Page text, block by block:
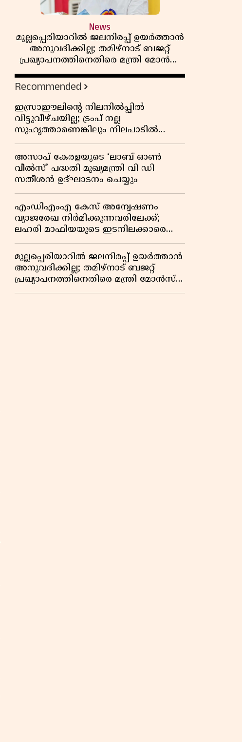
News
മുല്ലപ്പെരിയാറിൽ ജലനിരപ്പ് ഉയർത്താൻ
അനുവദിക്കില്ല; തമിഴ്നാട് ബജറ്റ്
പ്രഖ്യാപനത്തിനെതിരെ മന്ത്രി മോൻസ്
ജോസഫ്
Recommended
ഇസ്രാഈലിന്റെ നിലനിൽപ്പിൽ
വിട്ടുവീഴ്ചയില്ല; ട്രംപ് നല്ല
സുഹൃത്താണെങ്കിലും നിലപാടിൽ
മാറ്റമില്ലെന്ന് നെതന്യാഹു; ഹോർമുസ്
പാതയിൽ ഇറാൻ-ഒമാൻ ധാരണ,
തടസ്സമായി യുഎസ് ഭീഷണി
അസാപ് കേരളയുടെ ‘ലാബ് ഓൺ
വീൽസ്’ പദ്ധതി മുഖ്യമന്ത്രി വി ഡി
സതീശൻ ഉദ്ഘാടനം ചെയ്യും
എംഡിഎംഎ കേസ് അന്വേഷണം
വ്യാജരേഖ നിർമിക്കുന്നവരിലേക്ക്;
ലഹരി മാഫിയയുടെ ഇടനിലക്കാരെ
കുടുക്കി കണ്ണൂർ സിറ്റി പൊലീസ്
മുല്ലപ്പെരിയാറിൽ ജലനിരപ്പ് ഉയർത്താൻ
അനുവദിക്കില്ല; തമിഴ്നാട് ബജറ്റ്
പ്രഖ്യാപനത്തിനെതിരെ മന്ത്രി മോൻസ്
ജോസഫ്